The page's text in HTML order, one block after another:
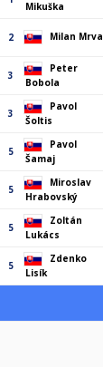
Mikuška
2 Milan Mrva
3
Peter
Bobola
3
Pavol
Šoltis
5
Pavol
Šamaj
5
Miroslav
Hrabovský
5
Zoltán
Lukács
5
Zdenko
Lisík